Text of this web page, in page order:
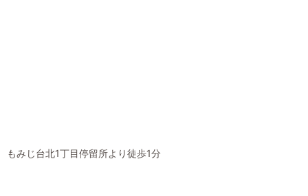
もみじ台北1丁目停留所より徒歩1分